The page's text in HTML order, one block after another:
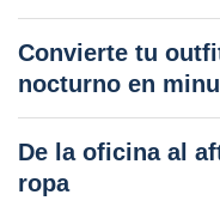
Convierte tu
nocturno en
De la oficina al
ropa